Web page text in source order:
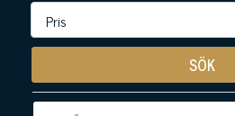
SÖK